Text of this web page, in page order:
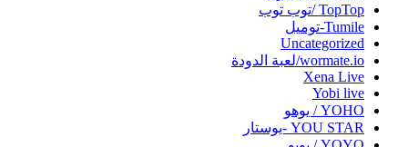
TopTop /توب توب
Tumile-توميل
Uncategorized
wormate.io/لعبة الدودة
Xena Live
Yobi live‏
YOHO / يوهو
YOU STAR -يوستار